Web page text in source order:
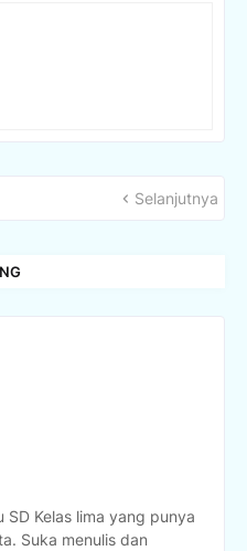
Selanjutnya
SD Kelas lima yang punya
Suka menulis dan